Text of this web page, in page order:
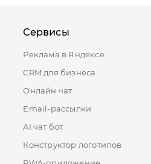
Сервисы
Реклама в Яндексе
CRM для бизнеса
Онлайн чат
Email-рассылки
AI чат бот
Конструктор логотипов